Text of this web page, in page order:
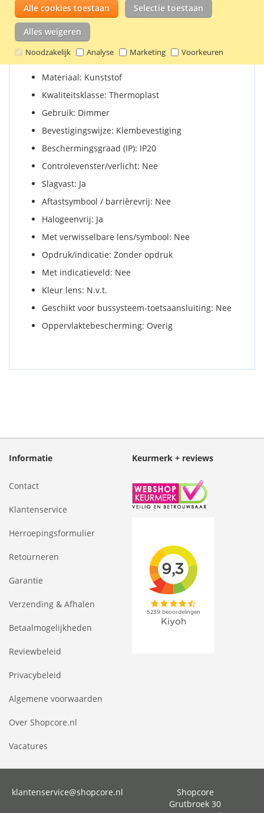
Alle cookies toestaan Selectie toestaan
Alles weigeren
Noodzakelijk Analyse Marketing Voorkeuren
Uitvoering oppervlakte: Glanzend
RAL-nummer: 9010
Serie: Systeem 55
Uitvoering: Draaiknop
Materiaal: Kunststof
Kwaliteitsklasse: Thermoplast
Gebruik: Dimmer
Bevestigingswijze: Klembevestiging
Beschermingsgraad (IP): IP20
Controlevenster/verlicht: Nee
Slagvast: Ja
Aftastsymbool / barrièrevrij: Nee
Halogeenvrij: Ja
Met verwisselbare lens/symbool: Nee
Opdruk/indicatie: Zonder opdruk
Met indicatieveld: Nee
Kleur lens: N.v.t.
Geschikt voor bussysteem-toetsaansluiting: Nee
Oppervlaktebescherming: Overig
Informatie
Contact
Klantenservice
Herroepingsformulier
Retourneren
Garantie
Verzending & Afhalen
Betaalmogelijkheden
Reviewbeleid
Privacybeleid
Algemene voorwaarden
Over Shopcore.nl
Vacatures
Keurmerk + reviews
klantenservice@shopcore.nl
Shopcore
Grutbroek 30